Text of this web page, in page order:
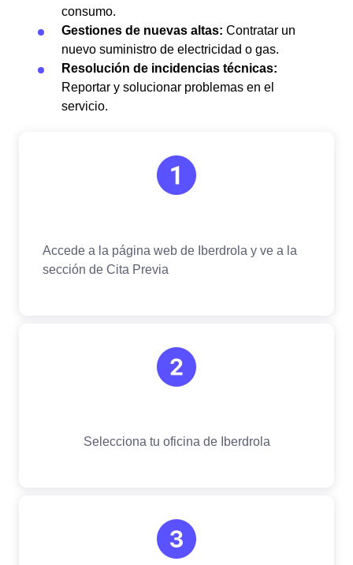
consumo.
Gestiones de nuevas altas: Contratar un
nuevo suministro de electricidad o gas.
Resolución de incidencias técnicas:
Reportar y solucionar problemas en el
servicio.